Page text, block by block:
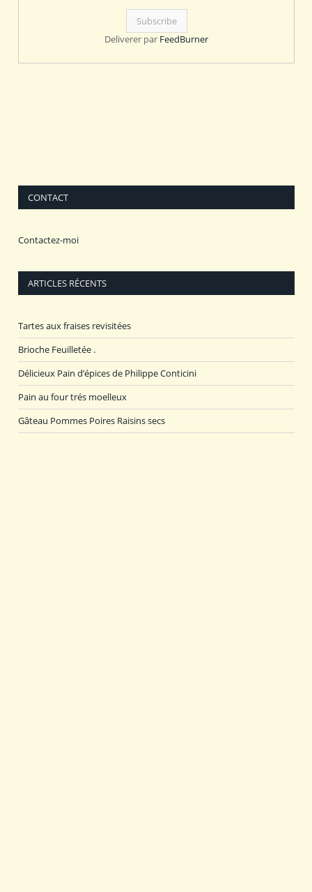
Deliverer par FeedBurner
CONTACT
Contactez-moi
ARTICLES RÉCENTS
Tartes aux fraises revisitées
Brioche Feuilletée .
Délicieux Pain d’épices de Philippe Conticini
Pain au four trés moelleux
Gâteau Pommes Poires Raisins secs